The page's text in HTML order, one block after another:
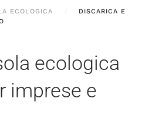
ECOLOGICA
DISCARICA E
ecologica
imprese e